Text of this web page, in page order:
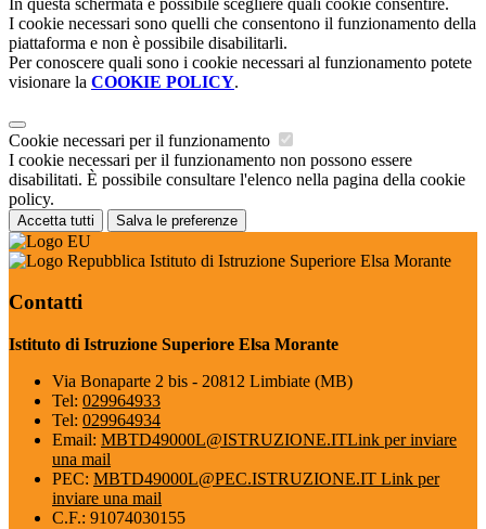
I cookie necessari sono quelli che consentono il funzionamento della
piattaforma e non è possibile disabilitarli.
Per conoscere quali sono i cookie necessari al funzionamento potete
visionare la COOKIE POLICY.
Cookie necessari per il funzionamento
I cookie necessari per il funzionamento non possono essere
disabilitati. È possibile consultare l'elenco nella pagina della cookie
policy.
Accetta tutti Salva le preferenze
Istituto di Istruzione Superiore Elsa Morante
Contatti
Istituto di Istruzione Superiore Elsa Morante
Via Bonaparte 2 bis - 20812 Limbiate (MB)
Tel: 029964933
Tel: 029964934
Email: MBTD49000L@ISTRUZIONE.ITLink per inviare
una mail
PEC: MBTD49000L@PEC.ISTRUZIONE.IT Link per
inviare una mail
C.F.: 91074030155